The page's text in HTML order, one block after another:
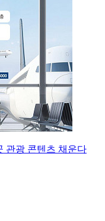
관광 콘텐츠 채운다